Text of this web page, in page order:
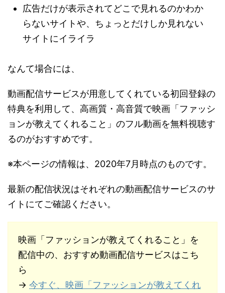
広告だけが表示されてどこで見れるのかわか
らないサイトや、ちょっとだけしか見れない
サイトにイライラ
なんて場合には、
動画配信サービスが用意してくれている初回登録の
特典を利用して、高画質・高音質で映画「ファッシ
ョンが教えてくれること」のフル動画を無料視聴す
るのがおすすめです。
※本ページの情報は、2020年7月時点のものです。
最新の配信状況はそれぞれの動画配信サービスのサ
イトにてご確認ください。
映画「ファッションが教えてくれること」を
配信中の、おすすめ動画配信サービスはこち
ら
→ 今すぐ、映画「ファッションが教えてくれ